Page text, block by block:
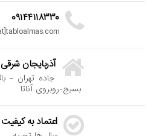
۰۹۱۴۴۱۱۸۳۳۰
آذربایجان
جاده تهران -
بسیج-روبروی آناتا
اعتماد به کیفیت